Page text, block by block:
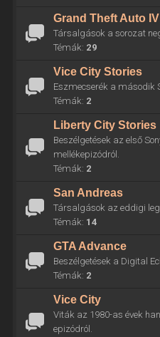
Grand Theft Auto IV
Társalgások a sorozat
Témák: 29
Vice City Stories
Eszmecserék a második
Témák: 2
Liberty City Stories
Beszélgetések az első
mellékepizódról.
Témák: 2
San Andreas
Társalgások az eddigi
Témák: 14
GTA Advance
Beszélgetések a Digital
Témák: 2
Vice City
Viták az 1980-as évek
epizódról.